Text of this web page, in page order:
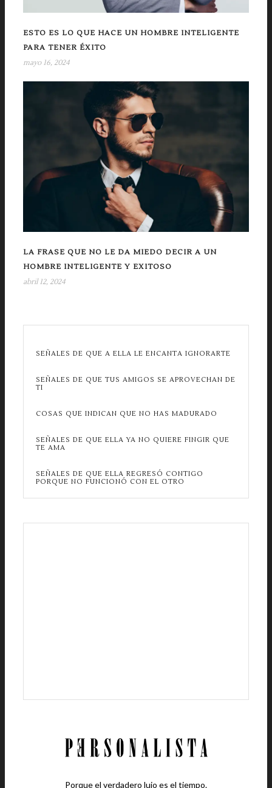
ESTO ES LO QUE HACE UN HOMBRE INTELIGENTE
PARA TENER ÉXITO
mayo 16, 2024
LA FRASE QUE NO LE DA MIEDO DECIR A UN
HOMBRE INTELIGENTE Y EXITOSO
abril 12, 2024
SEÑALES DE QUE A ELLA LE ENCANTA IGNORARTE
SEÑALES DE QUE TUS AMIGOS SE APROVECHAN DE
TI
COSAS QUE INDICAN QUE NO HAS MADURADO
SEÑALES DE QUE ELLA YA NO QUIERE FINGIR QUE
TE AMA
SEÑALES DE QUE ELLA REGRESÓ CONTIGO
PORQUE NO FUNCIONÓ CON EL OTRO
Porque el verdadero lujo es el tiempo.